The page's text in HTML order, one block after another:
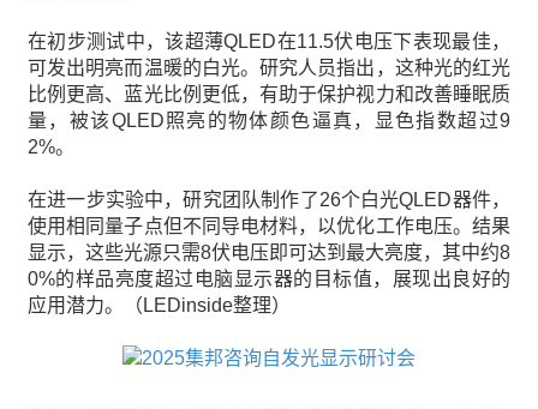
在初步测试中，该超薄QLED在11.5伏电压下表现最佳，
可发出明亮而温暖的白光。研究人员指出，这种光的红光
比例更高、蓝光比例更低，有助于保护视力和改善睡眠质
量，被该QLED照亮的物体颜色逼真，显色指数超过9
2%。
在进一步实验中，研究团队制作了26个白光QLED器件，
使用相同量子点但不同导电材料，以优化工作电压。结果
显示，这些光源只需8伏电压即可达到最大亮度，其中约8
0%的样品亮度超过电脑显示器的目标值，展现出良好的
应用潜力。（LEDinside整理）